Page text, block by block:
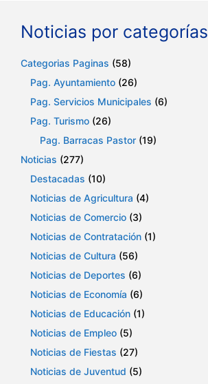
Noticias por categorías
Categorias Paginas (58)
Pag. Ayuntamiento (26)
Pag. Servicios Municipales (6)
Pag. Turismo (26)
Pag. Barracas Pastor (19)
Noticias (277)
Destacadas (10)
Noticias de Agricultura (4)
Noticias de Comercio (3)
Noticias de Contratación (1)
Noticias de Cultura (56)
Noticias de Deportes (6)
Noticias de Economía (6)
Noticias de Educación (1)
Noticias de Empleo (5)
Noticias de Fiestas (27)
Noticias de Juventud (5)